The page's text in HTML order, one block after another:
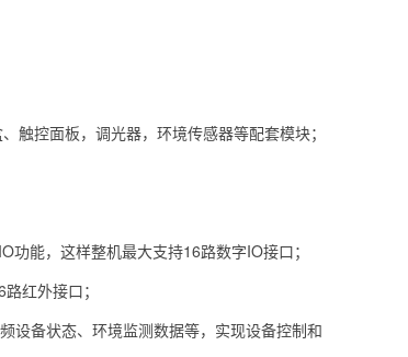
触控面板，调光器，环境传感器等配套模块；
能，这样整机最大支持16路数字IO接口；
红外接口；
设备状态、环境监测数据等，实现设备控制和